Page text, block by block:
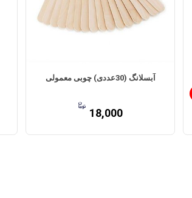
آبسلانگ (30عددی) چوبی معمولی
18,000